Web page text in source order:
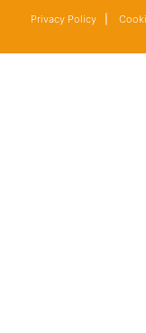
Privacy Policy|